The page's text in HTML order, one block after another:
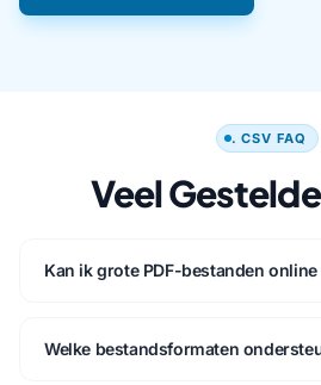
. CSV FAQ
Veel
Kan ik grote PDF-bestanden
Welke bestandsformaten